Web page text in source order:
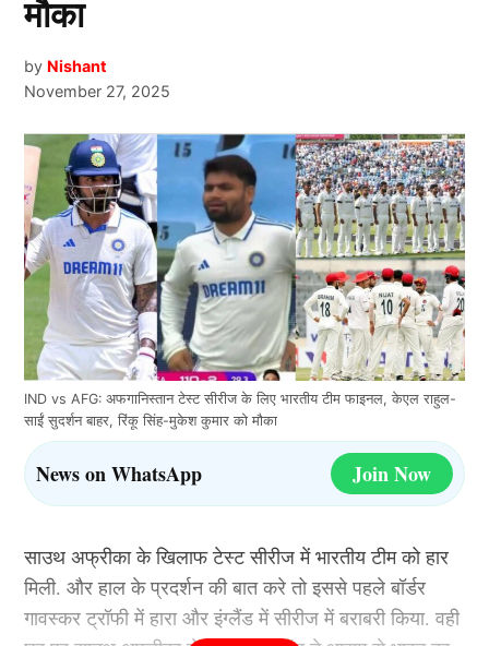
मौका
by Nishant
November 27, 2025
IND vs AFG: अफगानिस्तान टेस्ट सीरीज के लिए भारतीय टीम फाइनल, केएल राहुल-
साईं सुदर्शन बाहर, रिंकू सिंह-मुकेश कुमार को मौका
News on WhatsApp Join Now
साउथ अफ्रीका के खिलाफ टेस्ट सीरीज में भारतीय टीम को हार
मिली. और हाल के प्रदर्शन की बात करे तो इससे पहले बॉर्डर
गावस्कर ट्रॉफी में हारा और इंग्लैंड में सीरीज में बराबरी किया. वही